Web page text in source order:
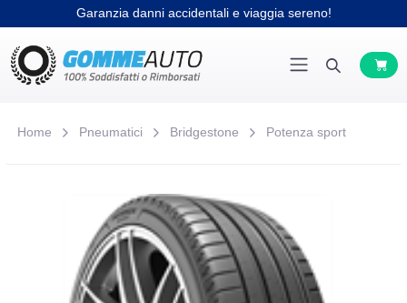
Garanzia danni accidentali e viaggia sereno!
Home Pneumatici Bridgestone Potenza sport